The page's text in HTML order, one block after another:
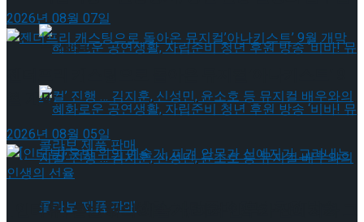
혜화로운 공연생활, 자립준비 청년 후원 방송
약 체결
2026년 08월 07일
월 개막
2026년 08월 05일
[인터뷰] 은반 위의 예술가, 피겨 안무가 신예지가 그